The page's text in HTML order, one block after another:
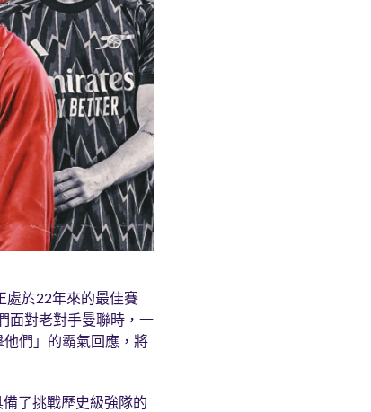
處於22年來的最佳賽
面對老對手曼聯時，一
們」的霸氣回應，將
了挑戰歷史級強隊的